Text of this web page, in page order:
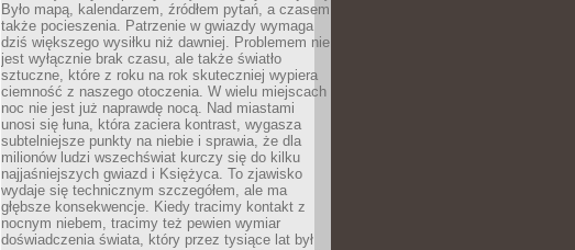
Było mapą, kalendarzem, źródłem pytań, a czasem
także pocieszenia. Patrzenie w gwiazdy wymaga
dziś większego wysiłku niż dawniej. Problemem nie
jest wyłącznie brak czasu, ale także światło
sztuczne, które z roku na rok skuteczniej wypiera
ciemność z naszego otoczenia. W wielu miejscach
noc nie jest już naprawdę nocą. Nad miastami
unosi się łuna, która zaciera kontrast, wygasza
subtelniejsze punkty na niebie i sprawia, że dla
milionów ludzi wszechświat kurczy się do kilku
najjaśniejszych gwiazd i Księżyca. To zjawisko
wydaje się technicznym szczegółem, ale ma
głębsze konsekwencje. Kiedy tracimy kontakt z
nocnym niebem, tracimy też pewien wymiar
doświadczenia świata, który przez tysiące lat był